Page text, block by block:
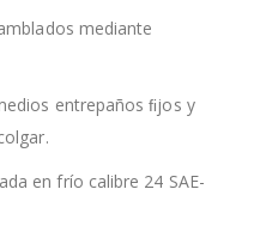
mediante
entrepaños ﬁjos y
en frío calibre 24 SAE-